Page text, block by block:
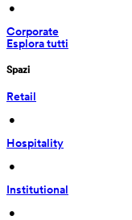
•
Corporate
Esplora tutti
Spazi
Retail
•
Hospitality
•
Institutional
•